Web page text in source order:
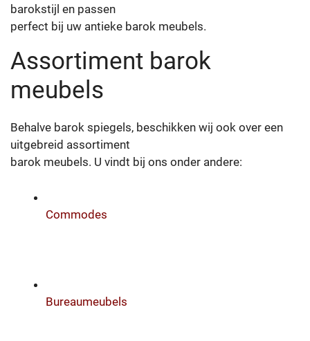
barokstijl en passen
perfect bij uw antieke barok meubels.
Assortiment barok
meubels
Behalve barok spiegels, beschikken wij ook over een
uitgebreid assortiment
barok meubels. U vindt bij ons onder andere:
Commodes
Bureaumeubels